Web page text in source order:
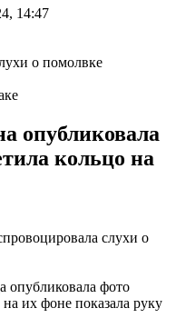
14:47
опубликовала
кольцо на
слухи о
опубликовала фото
их фоне показала руку